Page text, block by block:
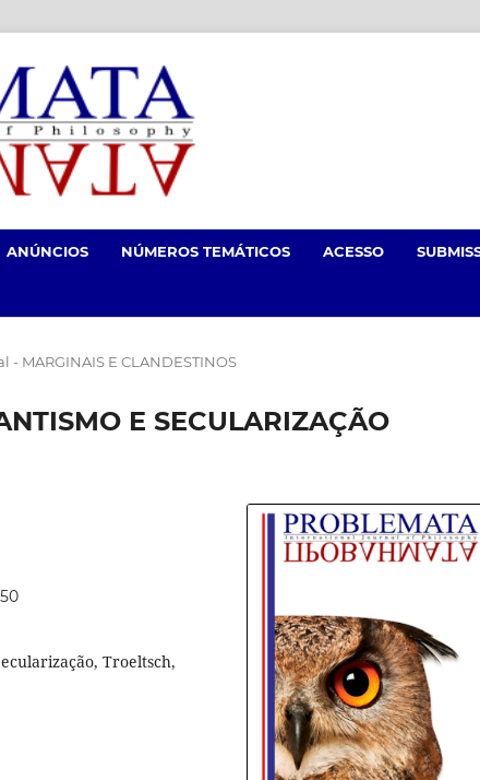
ANÚNCIOS NÚMEROS TEMÁTICOS ACESSO
- MARGINAIS E CLANDESTINOS
E SECULARIZAÇÃO
Troeltsch,